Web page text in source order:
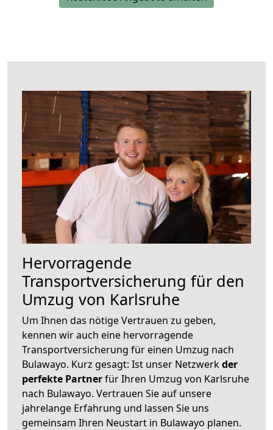
Hervorragende
Transportversicherung für den
Umzug von Karlsruhe
Um Ihnen das nötige Vertrauen zu geben,
kennen wir auch eine hervorragende
Transportversicherung für einen Umzug nach
Bulawayo. Kurz gesagt: Ist unser Netzwerkder
perfekte Partnerfür Ihren Umzug von Karlsruhe
nach Bulawayo. Vertrauen Sie auf unsere
jahrelange Erfahrung und lassen Sie uns
gemeinsam Ihren Neustart in Bulawayo planen.